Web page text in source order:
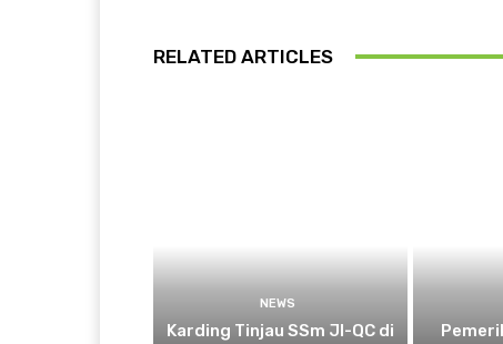
RELATED ARTICLES
NEWS
Karding Tinjau SSm JI-QC di